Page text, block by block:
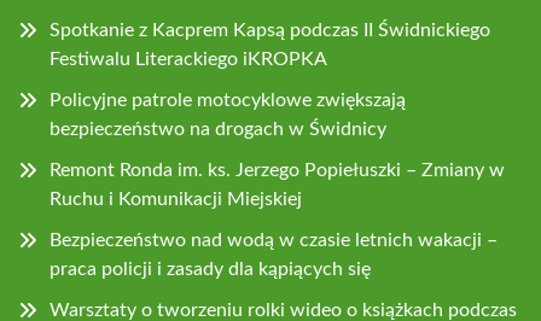
Spotkanie z Kacprem Kapsą podczas II Świdnickiego
Festiwalu Literackiego iKROPKA
Policyjne patrole motocyklowe zwiększają
bezpieczeństwo na drogach w Świdnicy
Remont Ronda im. ks. Jerzego Popiełuszki – Zmiany w
Ruchu i Komunikacji Miejskiej
Bezpieczeństwo nad wodą w czasie letnich wakacji –
praca policji i zasady dla kąpiących się
Warsztaty o tworzeniu rolki wideo o książkach podczas